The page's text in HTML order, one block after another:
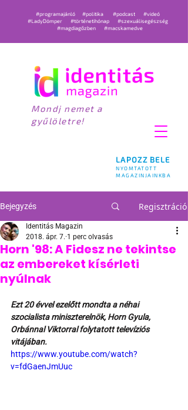
LAPOZZ BELE
NYOMTATOTT
MAGAZINJAINKBA
#programajánló #politika #podcast
#videó
#LadyDömper
#történetihónap
#szexuálisegészség
#magdiagőzben
#macskamedve
Mondj nemet a
gyűlöletre!
Bejegyzés Regisztráció
Horn '98: A Fidesz ne tekintse
az embereket kísérleti
nyúlnak
Identitás Magazin
2018. ápr. 7. 1 perc olvasás
Ezt 20 évvel ezelőtt mondta a néhai
szocialista miniszterelnök, Horn Gyula,
Orbánnal Viktorral folytatott televíziós
vitájában.
https://www.youtube.com/watch?
v=fdGaenJmUuc